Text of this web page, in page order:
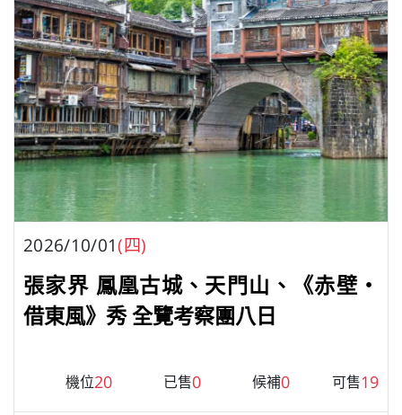
2026/10/01(四)
張家界 鳳凰古城、天門山、《赤壁・
借東風》秀 全覽考察團八日
機位20 已售0 候補0 可售19